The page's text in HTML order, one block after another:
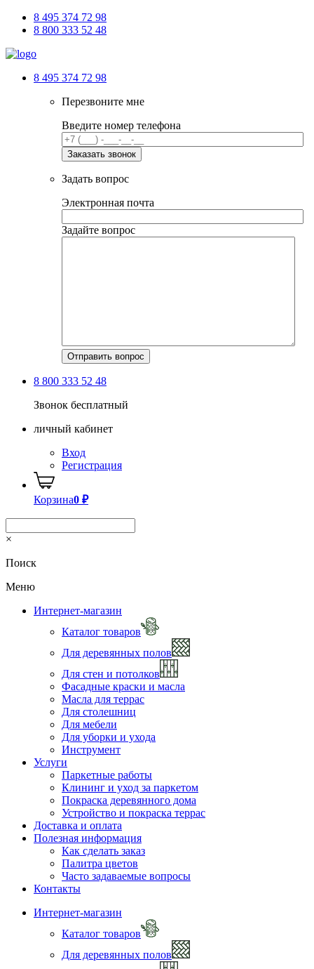
8 495 374 72 98
8 800 333 52 48
8 495 374 72 98
Перезвоните мне
Введите номер телефона
Задать вопрос
Электронная почта
Задайте вопрос
8 800 333 52 48
Звонок бесплатный
личный кабинет
Вход
Регистрация
Корзина0 ₽
×
Поиск
Меню
Интернет-магазин
Каталог товаров
Для деревянных полов
Для стен и потолков
Фасадные краски и масла
Масла для террас
Для столешниц
Для мебели
Для уборки и ухода
Инструмент
Услуги
Паркетные работы
Клининг и уход за паркетом
Покраска деревянного дома
Устройство и покраска террас
Доставка и оплата
Полезная информация
Как сделать заказ
Палитра цветов
Часто задаваемые вопросы
Контакты
Интернет-магазин
Каталог товаров
Для деревянных полов